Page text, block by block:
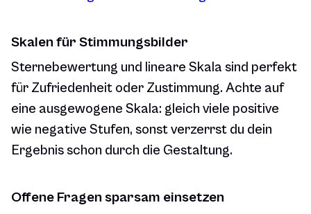
Skalen für Stimmungsbilder
Sternebewertung und lineare Skala sind perfekt
für Zufriedenheit oder Zustimmung. Achte auf
eine ausgewogene Skala: gleich viele positive
wie negative Stufen, sonst verzerrst du dein
Ergebnis schon durch die Gestaltung.
Offene Fragen sparsam einsetzen